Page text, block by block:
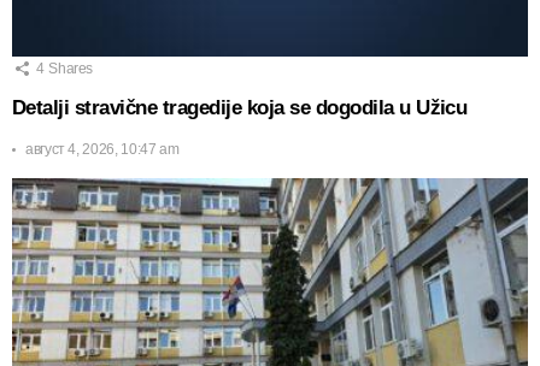
4 Shares
Detalji stravične tragedije koja se dogodila u Užicu
август 4, 2026, 10:47 am